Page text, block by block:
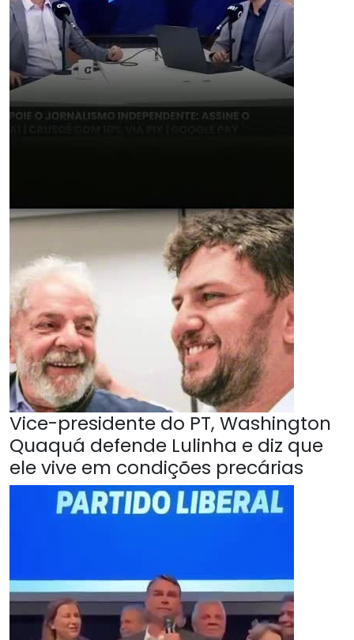
Vice-presidente do PT, Washington
Quaquá defende Lulinha e diz que
ele vive em condições precárias